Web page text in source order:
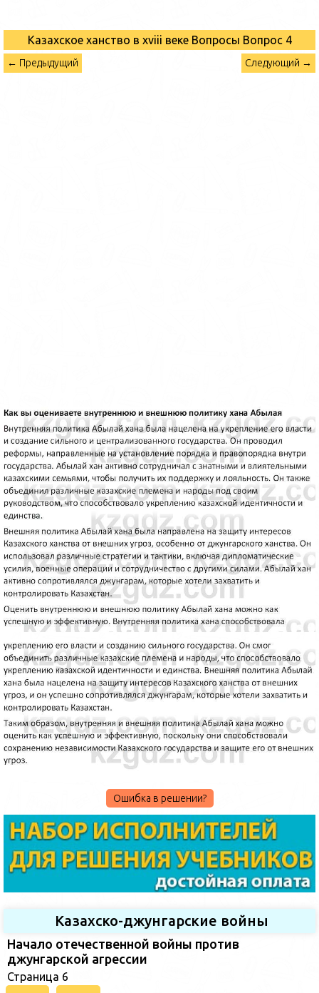
Казахское ханство в хviii веке Вопросы Вопрос 4
← Предыдущий Следующий →
Ошибка в решении?
Казахско-джунгарские войны
Начало отечественной войны против
джунгарской агрессии
Страница 6